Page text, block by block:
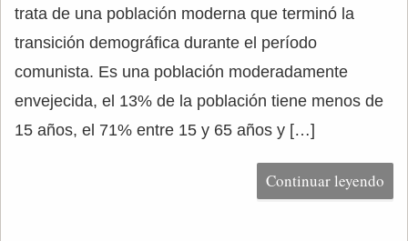
trata de una población moderna que terminó la
transición demográfica durante el período
comunista. Es una población moderadamente
envejecida, el 13% de la población tiene menos de
15 años, el 71% entre 15 y 65 años y […]
Continuar leyendo